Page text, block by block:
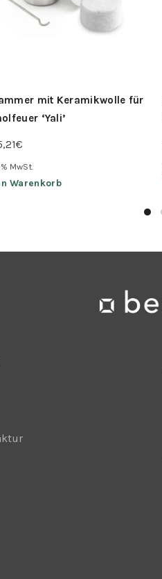
mit Keramikwolle für
‘Yali’
€
MwSt.
Warenkorb